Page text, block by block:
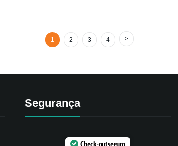
1 2 3 4
Segurança
Check-out seguro